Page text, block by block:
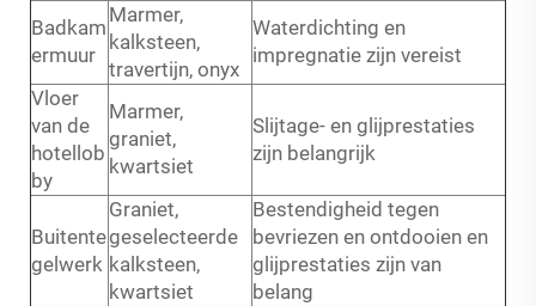
Badkam
ermuur
Marmer,
kalksteen,
travertijn, onyx
Waterdichting en
impregnatie zijn vereist
Vloer
van de
hotellob
by
Marmer,
graniet,
kwartsiet
Slijtage- en glijprestaties
zijn belangrijk
Buitente
gelwerk
Graniet,
geselecteerde
kalksteen,
kwartsiet
Bestendigheid tegen
bevriezen en ontdooien en
glijprestaties zijn van
belang